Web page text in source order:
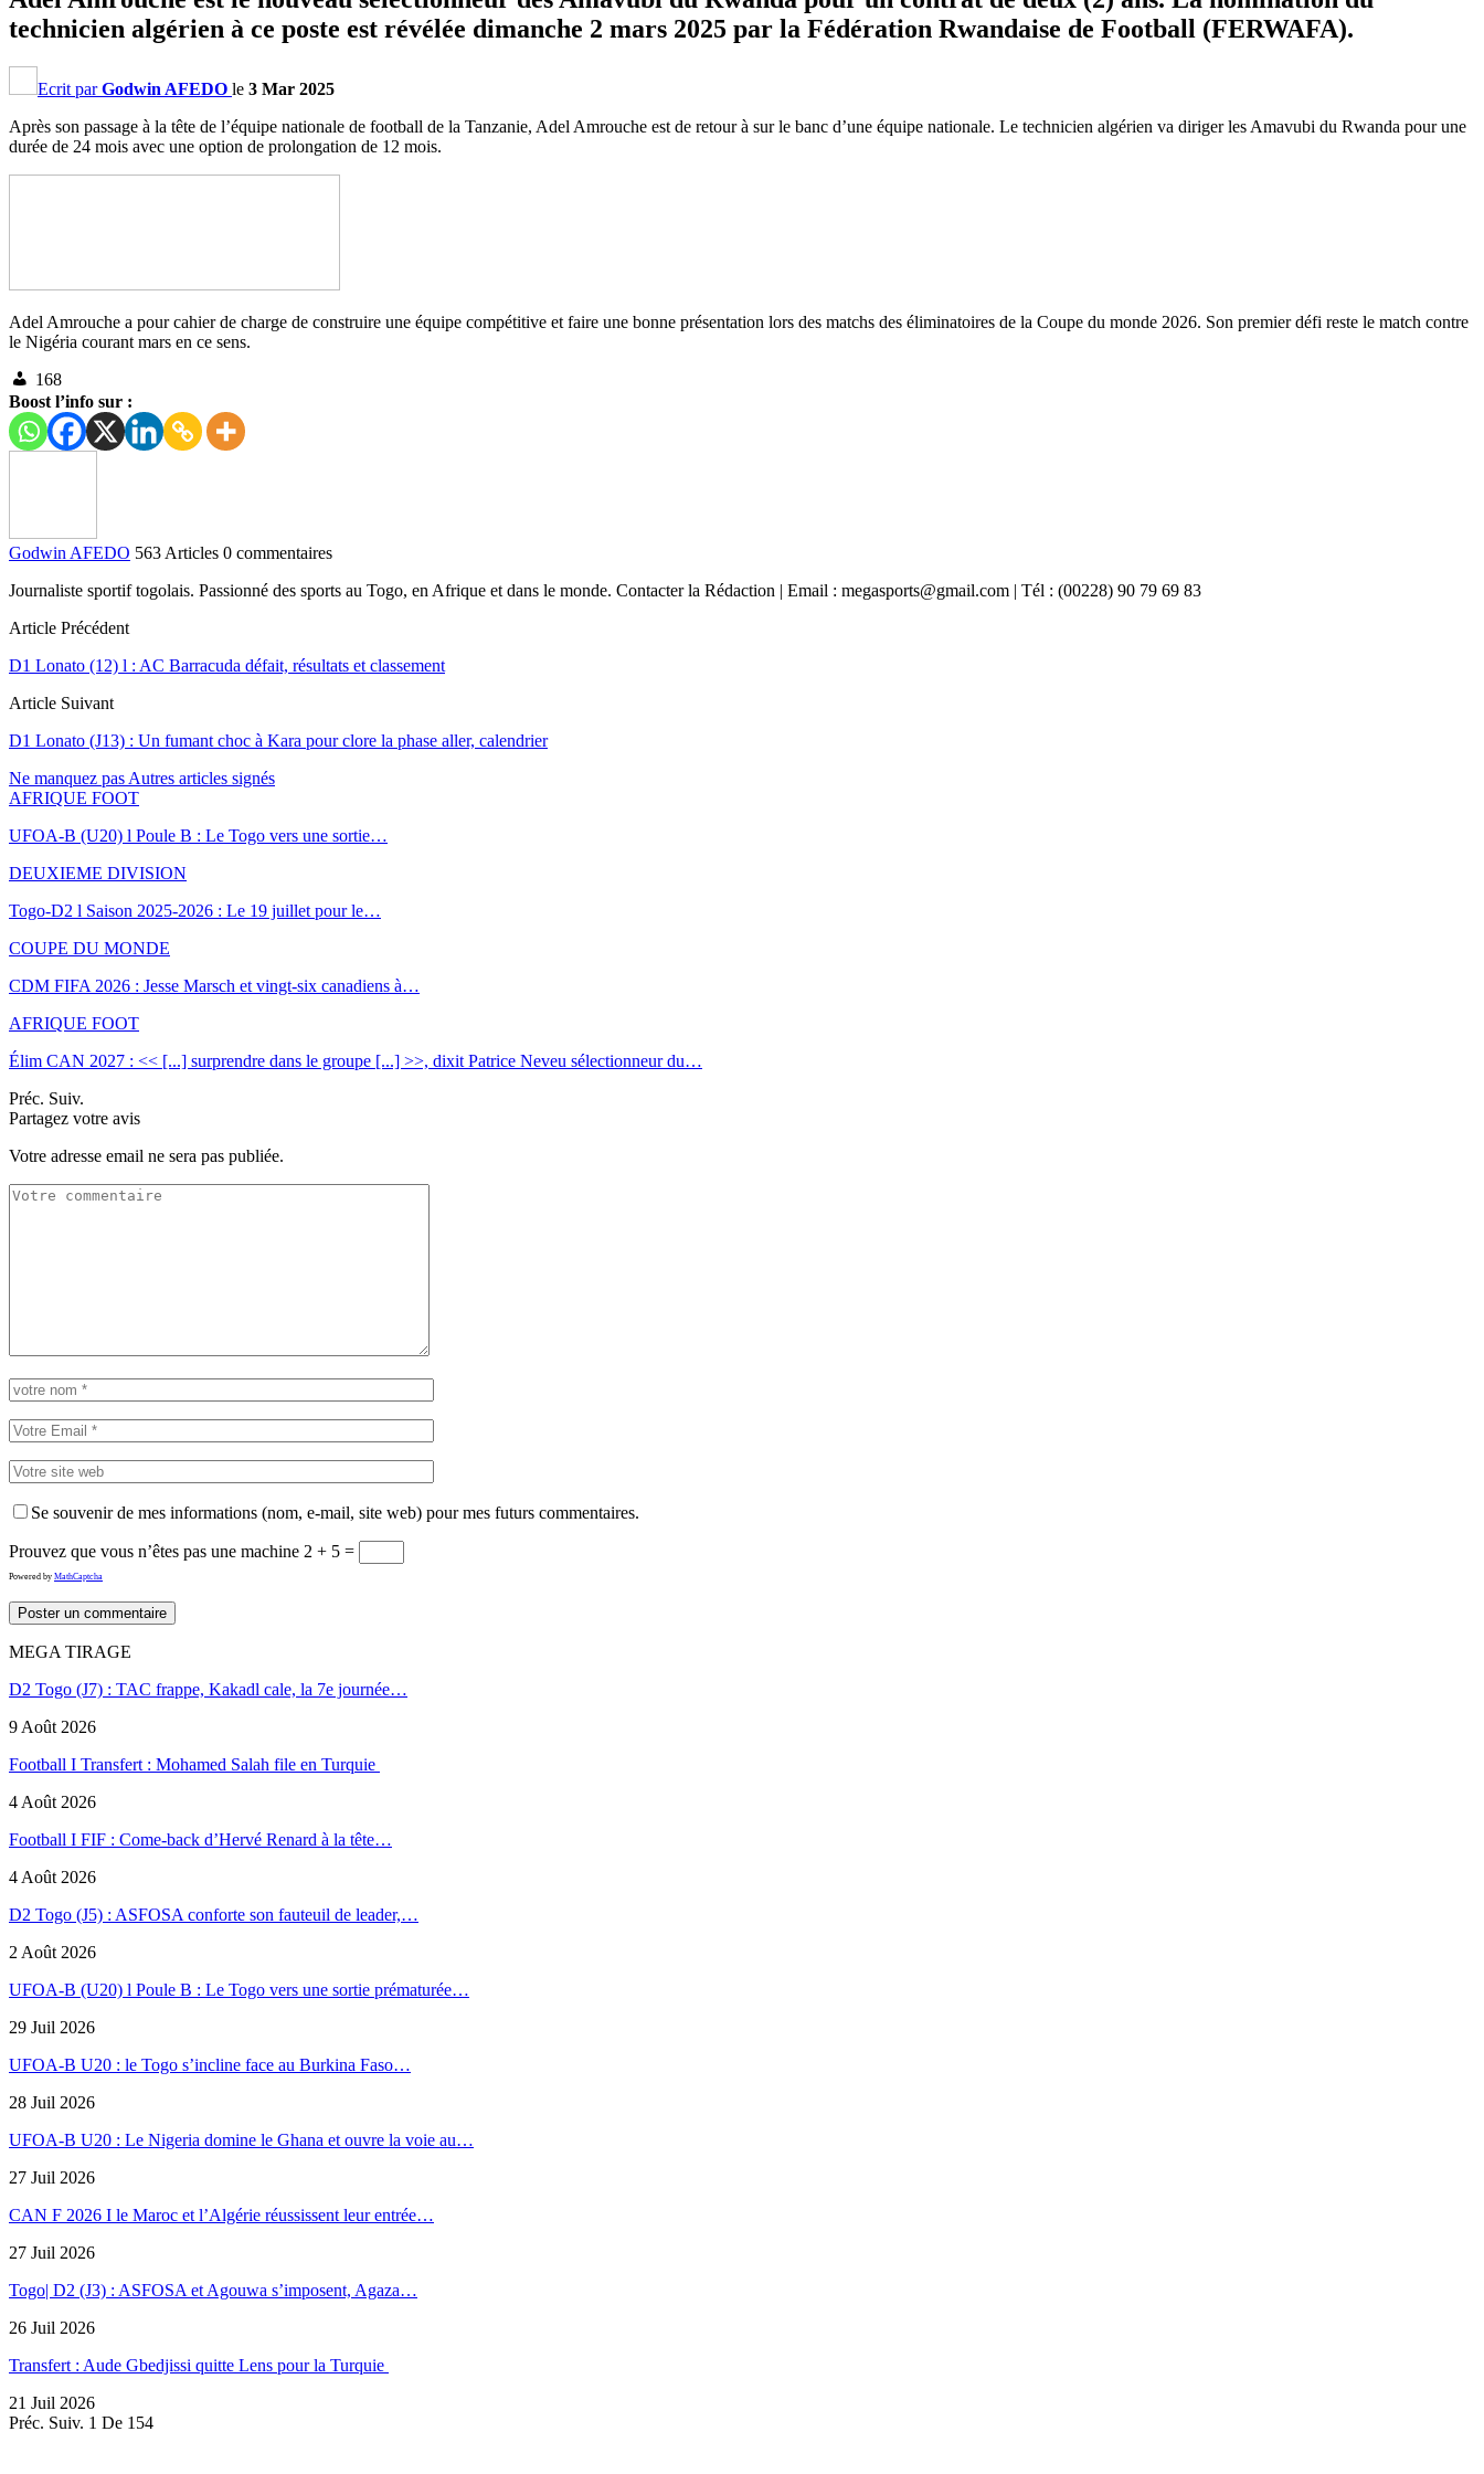
technicien algérien à ce poste est révélée dimanche 2 mars 2025 par la Fédération Rwandaise de Football (FERWAFA).
Ecrit parGodwin AFEDO le 3 Mar 2025
Après son passage à la tête de l’équipe nationale de football de la Tanzanie, Adel Amrouche est de retour à sur le banc d’une équipe nationale. Le technicien algérien va diriger les Amavubi du Rwanda pour une
durée de 24 mois avec une option de prolongation de 12 mois.
Adel Amrouche a pour cahier de charge de construire une équipe compétitive et faire une bonne présentation lors des matchs des éliminatoires de la Coupe du monde 2026. Son premier défi reste le match contre
le Nigéria courant mars en ce sens.
168
Boost l’info sur :
Godwin AFEDO 563 Articles 0 commentaires
Journaliste sportif togolais. Passionné des sports au Togo, en Afrique et dans le monde. Contacter la Rédaction | Email : megasports@gmail.com | Tél : (00228) 90 79 69 83
Article Précédent
D1 Lonato (12) l : AC Barracuda défait, résultats et classement
Article Suivant
D1 Lonato (J13) : Un fumant choc à Kara pour clore la phase aller, calendrier
Ne manquez pas Autres articles signés
AFRIQUE FOOT
UFOA-B (U20) l Poule B : Le Togo vers une sortie…
DEUXIEME DIVISION
Togo-D2 l Saison 2025-2026 : Le 19 juillet pour le…
COUPE DU MONDE
CDM FIFA 2026 : Jesse Marsch et vingt-six canadiens à…
AFRIQUE FOOT
Élim CAN 2027 : << [...] surprendre dans le groupe [...] >>, dixit Patrice Neveu sélectionneur du…
Préc. Suiv.
Partagez votre avis
Votre adresse email ne sera pas publiée.
Se souvenir de mes informations (nom, e-mail, site web) pour mes futurs commentaires.
Prouvez que vous n’êtes pas une machine 2 + 5 =
Powered by MathCaptcha
MEGA TIRAGE
D2 Togo (J7) : TAC frappe, Kakadl cale, la 7e journée…
9 Août 2026
Football I Transfert : Mohamed Salah file en Turquie
4 Août 2026
Football I FIF : Come-back d’Hervé Renard à la tête…
4 Août 2026
D2 Togo (J5) : ASFOSA conforte son fauteuil de leader,…
2 Août 2026
UFOA-B (U20) l Poule B : Le Togo vers une sortie prématurée…
29 Juil 2026
UFOA-B U20 : le Togo s’incline face au Burkina Faso…
28 Juil 2026
UFOA-B U20 : Le Nigeria domine le Ghana et ouvre la voie au…
27 Juil 2026
CAN F 2026 I le Maroc et l’Algérie réussissent leur entrée…
27 Juil 2026
Togo| D2 (J3) : ASFOSA et Agouwa s’imposent, Agaza…
26 Juil 2026
Transfert : Aude Gbedjissi quitte Lens pour la Turquie
21 Juil 2026
Préc. Suiv. 1 De 154